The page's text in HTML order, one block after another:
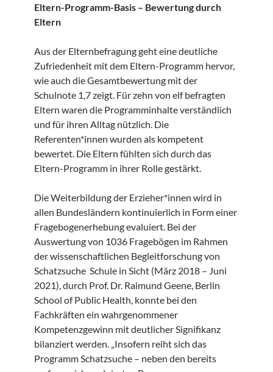
Eltern-Programm-Basis – Bewertung durch
Eltern
Aus der Elternbefragung geht eine deutliche
Zufriedenheit mit dem Eltern-Programm hervor,
wie auch die Gesamtbewertung mit der
Schulnote 1,7 zeigt. Für zehn von elf befragten
Eltern waren die Programminhalte verständlich
und für ihren Alltag nützlich. Die
Referenten*innen wurden als kompetent
bewertet. Die Eltern fühlten sich durch das
Eltern-Programm in ihrer Rolle gestärkt.
Die Weiterbildung der Erzieher*innen wird in
allen Bundesländern kontinuierlich in Form einer
Fragebogenerhebung evaluiert. Bei der
Auswertung von 1036 Fragebögen im Rahmen
der wissenschaftlichen Begleitforschung von
Schatzsuche Schule in Sicht (März 2018 – Juni
2021), durch Prof. Dr. Raimund Geene, Berlin
School of Public Health, konnte bei den
Fachkräften ein wahrgenommener
Kompetenzgewinn mit deutlicher Signifikanz
bilanziert werden. „Insofern reiht sich das
Programm Schatzsuche – neben den bereits